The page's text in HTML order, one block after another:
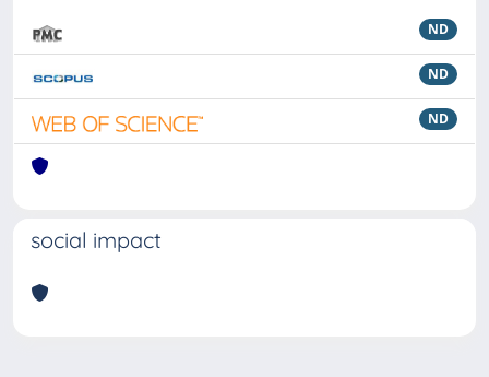
ND
ND
ND
social impact